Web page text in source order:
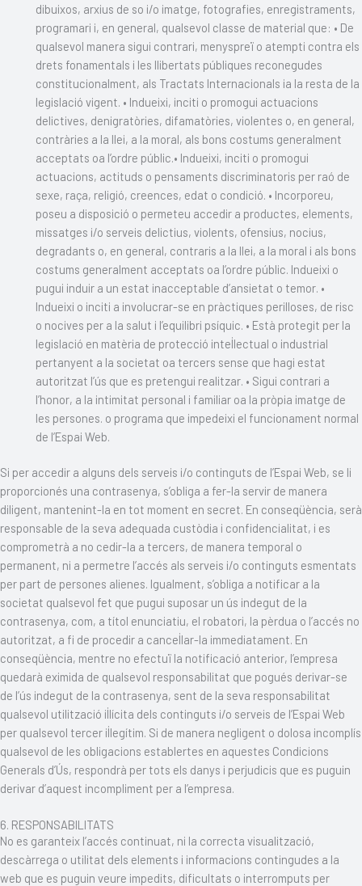
dibuixos, arxius de so i/o imatge, fotografies, enregistraments,
programari i, en general, qualsevol classe de material que: • De
qualsevol manera sigui contrari, menyspreï o atempti contra els
drets fonamentals i les llibertats públiques reconegudes
constitucionalment, als Tractats Internacionals ia la resta de la
legislació vigent. • Indueixi, inciti o promogui actuacions
delictives, denigratòries, difamatòries, violentes o, en general,
contràries a la llei, a la moral, als bons costums generalment
acceptats oa l’ordre públic.• Indueixi, inciti o promogui
actuacions, actituds o pensaments discriminatoris per raó de
sexe, raça, religió, creences, edat o condició. • Incorporeu,
poseu a disposició o permeteu accedir a productes, elements,
missatges i/o serveis delictius, violents, ofensius, nocius,
degradants o, en general, contraris a la llei, a la moral i als bons
costums generalment acceptats oa l’ordre públic. Indueixi o
pugui induir a un estat inacceptable d’ansietat o temor. •
Indueixi o inciti a involucrar-se en pràctiques perilloses, de risc
o nocives per a la salut i l’equilibri psíquic. • Està protegit per la
legislació en matèria de protecció intel·lectual o industrial
pertanyent a la societat oa tercers sense que hagi estat
autoritzat l’ús que es pretengui realitzar. • Sigui contrari a
l’honor, a la intimitat personal i familiar oa la pròpia imatge de
les persones. o programa que impedeixi el funcionament normal
de l’Espai Web.
Si per accedir a alguns dels serveis i/o continguts de l’Espai Web, se li
proporcionés una contrasenya, s’obliga a fer-la servir de manera
diligent, mantenint-la en tot moment en secret. En conseqüència, serà
responsable de la seva adequada custòdia i confidencialitat, i es
comprometrà a no cedir-la a tercers, de manera temporal o
permanent, ni a permetre l’accés als serveis i/o continguts esmentats
per part de persones alienes. Igualment, s’obliga a notificar a la
societat qualsevol fet que pugui suposar un ús indegut de la
contrasenya, com, a títol enunciatiu, el robatori, la pèrdua o l’accés no
autoritzat, a fi de procedir a cancel·lar-la immediatament. En
conseqüència, mentre no efectuï la notificació anterior, l’empresa
quedarà eximida de qualsevol responsabilitat que pogués derivar-se
de l’ús indegut de la contrasenya, sent de la seva responsabilitat
qualsevol utilització il·lícita dels continguts i/o serveis de l’Espai Web
per qualsevol tercer il·legítim. Si de manera negligent o dolosa incomplís
qualsevol de les obligacions establertes en aquestes Condicions
Generals d’Ús, respondrà per tots els danys i perjudicis que es puguin
derivar d’aquest incompliment per a l’empresa.
6. RESPONSABILITATS
No es garanteix l’accés continuat, ni la correcta visualització,
descàrrega o utilitat dels elements i informacions contingudes a la
web que es puguin veure impedits, dificultats o interromputs per